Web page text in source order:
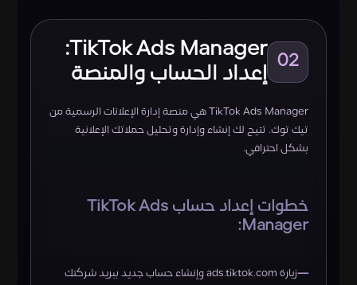
02
TikTok Ads Manager:
إعداد الحساب والمنصة
TikTok Ads Manager هي منصة إدارة الإعلانات الرسمية من
تيك توك. تتيح لك إنشاء وإدارة وتحليل حملاتك الإعلانية
بشكل احترافي.
خطوات إعداد حساب TikTok Ads
Manager:
زيارة ads.tiktok.com وإنشاء حساب جديد ببريد شركتك